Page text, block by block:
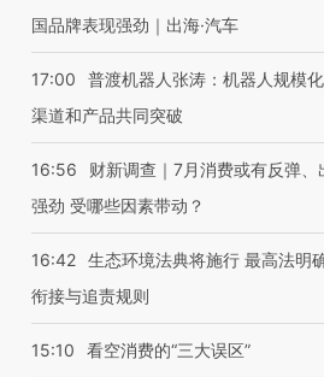
｜HYROX的吸金
：是什么让中产们甘
“花钱找虐”？
马航飞行员跨国走私7万
粒摇头丸 尿检体内含3
毒品
广】走进第四届链博
，让数智科技“链”接产
【特别呈现】寻找100种
国品牌表现强劲｜出海·汽车
17:00
普渡机器人张涛：机器人规模化
渠道和产品共同突破
16:56
财新调查｜7月消费或有反弹、
强劲 受哪些因素带动？
16:42 生态环境法典将施行 最高法明
衔接与追责规则
15:10 看空消费的“三大误区”